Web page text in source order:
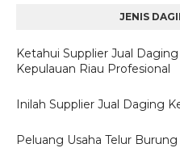
JENIS
Ketahui Supplier Jual
Kepulauan Riau Profesional
Inilah Supplier Jual Daging
Peluang Usaha Telur